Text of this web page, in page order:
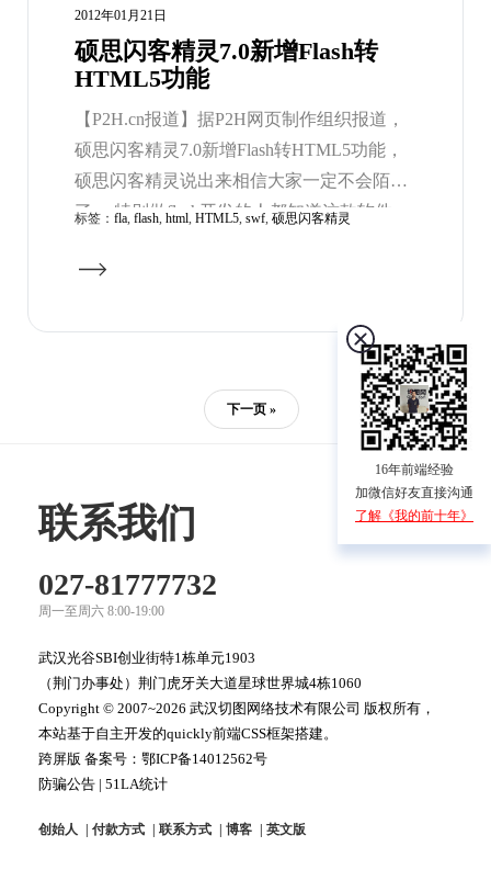
2012年01月21日
硕思闪客精灵7.0新增Flash转
HTML5功能
【P2H.cn报道】据P2H网页制作组织报道，
硕思闪客精灵7.0新增Flash转HTML5功能，
硕思闪客精灵说出来相信大家一定不会陌生
了 ，特别做flash开发的人都知道这款软件，
flash的时候，我们如果想在别人已有的flash
式后缀的文件，flash文件的后缀是.swf）是
不能修改的，而硕思闪客精灵就提供了这项
一个技术，可以将.swf文件转换成flash原件
标签： fla, flash, html, HTML5, swf, 硕思闪客精灵
下一页 »
联系我们
027-81777732
周一至周六 8:00-19:00
武汉光谷SBI创业街特1栋单元1903
（荆门办事处）荆门虎牙关大道星球世界城4栋1060
Copyright © 2007~2026 武汉切图网络技术有限公司 版权所有，
本站基于自主开发的quickly前端CSS框架搭建。
跨屏版 备案号： 鄂ICP备14012562号
防骗公告 | 51LA统计
创始人 付款方式 联系方式 博客 英文版
16年前端经验
加微信好友直接沟通
了解《我的前十年》